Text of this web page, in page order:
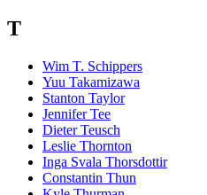
T
Wim T. Schippers
Yuu Takamizawa
Stanton Taylor
Jennifer Tee
Dieter Teusch
Leslie Thornton
Inga Svala Thorsdottir
Constantin Thun